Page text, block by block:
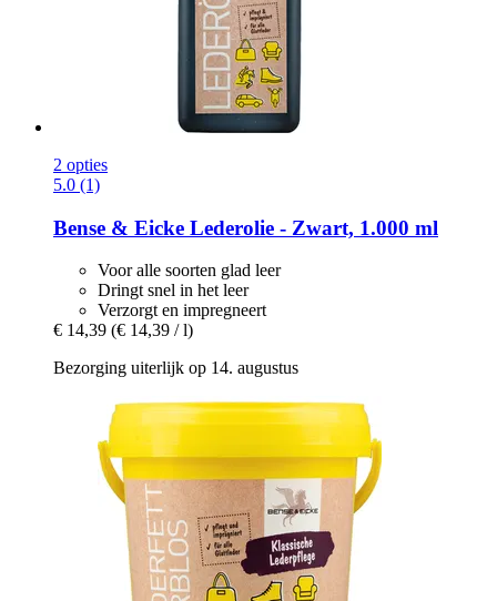
2 opties
5.0 (1)
Bense & Eicke Lederolie -​ Zwart, 1.000 ml
Voor alle soorten glad leer
Dringt snel in het leer
Verzorgt en impregneert
€ 14,39 (€ 14,39 / l)
Bezorging uiterlijk op 14. augustus